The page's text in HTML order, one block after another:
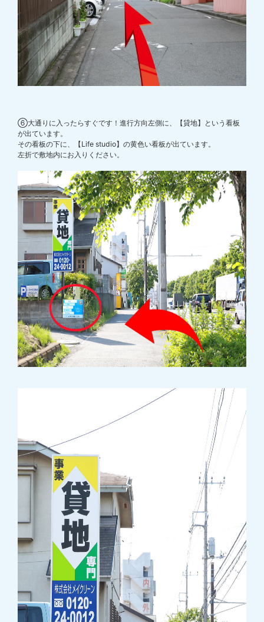
⑥大通りに入ったらすぐです！進行方向左側に、【貸地】という看板
が出ています。
その看板の下に、【Life studio】の黄色い看板が出ています。
左折で敷地内にお入りください。